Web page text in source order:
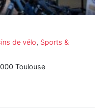
de vélo, Sports &
Toulouse